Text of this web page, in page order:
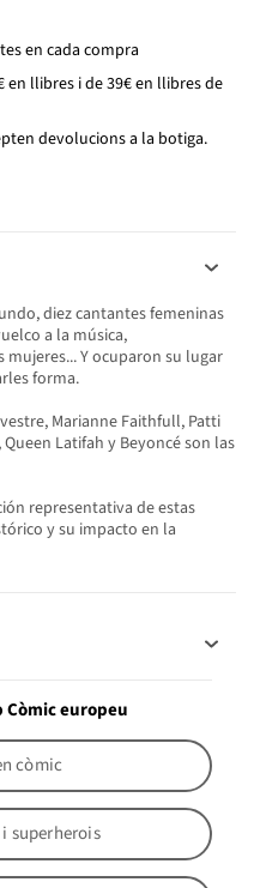
en cada compra
llibres i de 39€ en llibres de
devolucions a la botiga.
diez cantantes femeninas
a la música,
Y ocuparon su lugar
forma.
Marianne Faithfull, Patti
Latifah y Beyoncé son las
representativa de estas
y su impacto en la
europeu
còmic
superherois